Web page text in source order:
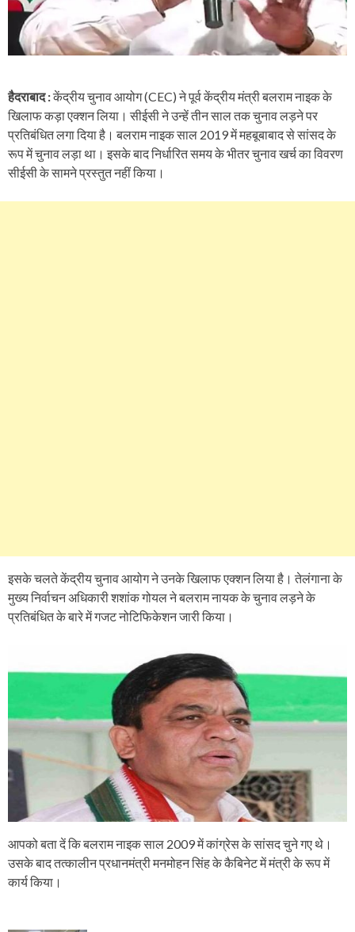
हैदराबाद :केंद्रीय चुनाव आयोग (CEC) ने पूर्व केंद्रीय मंत्री बलराम नाइक के
खिलाफ कड़ा एक्शन लिया। सीईसी ने उन्हें तीन साल तक चुनाव लड़ने पर
प्रतिबंधित लगा दिया है। बलराम नाइक साल 2019 में महबूबाबाद से सांसद के
रूप में चुनाव लड़ा था। इसके बाद निर्धारित समय के भीतर चुनाव खर्च का विवरण
सीईसी के सामने प्रस्तुत नहीं किया।
इसके चलते केंद्रीय चुनाव आयोग ने उनके खिलाफ एक्शन लिया है। तेलंगाना के
मुख्य निर्वाचन अधिकारी शशांक गोयल ने बलराम नायक के चुनाव लड़ने के
प्रतिबंधित के बारे में गजट नोटिफिकेशन जारी किया।
आपको बता दें कि बलराम नाइक साल 2009 में कांग्रेस के सांसद चुने गए थे।
उसके बाद तत्कालीन प्रधानमंत्री मनमोहन सिंह के कैबिनेट में मंत्री के रूप में
कार्य किया।